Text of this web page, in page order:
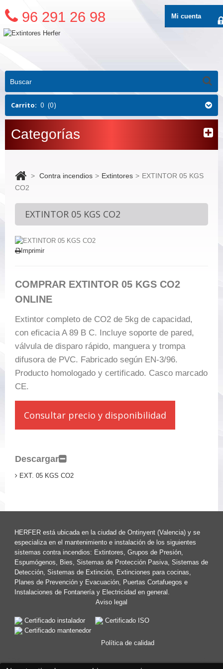
96 291 26 98
Categorías
Mi cuenta
Carrito: 0 (0)
> Contra incendios > Extintores > EXTINTOR 05 KGS
CO2
EXTINTOR 05 KGS CO2
Imprimir
COMPRAR EXTINTOR 05 KGS CO2
ONLINE
Extintor completo de CO2 de 5kg de capacidad,
con eficacia A 89 B C. Incluye soporte de pared,
válvula de disparo rápido, manguera y trompa
difusora de PVC. Fabricado según EN-3/96.
Producto homologado y certificado. Casco marcado
CE.
Consultar precio y disponibilidad
Descargar
EXT. 05 KGS CO2
HERFER está ubicada en la ciudad de Ontinyent (Valencia) y se
especializa en el mantenimiento e instalación de los siguientes
sistemas contra incendios: Extintores, Grupos de Presión,
Espumógenos, Bies, Sistemas de Protección Pasiva, Sistemas de
Detección, Sistemas de Extinción, Extinciones para cocinas,
Planes de Prevención y Evacuación, Puertas Cortafuegos e
Instalaciones de Fontanería y Electricidad en general.
Aviso legal
Certificado instalador
Certificado ISO
Certificado mantenedor
Política de calidad